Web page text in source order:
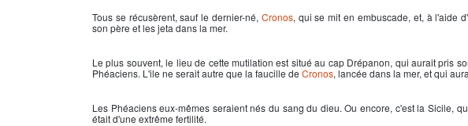
Tous se récusèrent, sauf le dernier-né, Cronos, qui se mit en embuscade, et, à l'aide
son père et les jeta dans la mer.
Le plus souvent, le lieu de cette mutilation est situé au cap Drépanon, qui aurait pris
Phéaciens. L'ile ne serait autre que la faucille de Cronos, lancée dans la mer, et qui
Les Phéaciens eux-mêmes seraient nés du sang du dieu. Ou encore, c'est la Sicile,
était d'une extrême fertilité.